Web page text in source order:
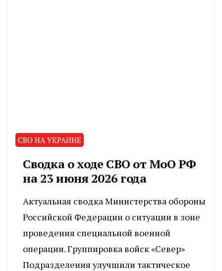
СВО НА УКРАИНЕ
Сводка о ходе СВО от МоО РФ
на 23 июня 2026 года
Актуальная сводка Министерства обороны
Российской Федерации о ситуации в зоне
проведения специальной военной
операции. Группировка войск «Север»
Подразделения улучшили тактическое